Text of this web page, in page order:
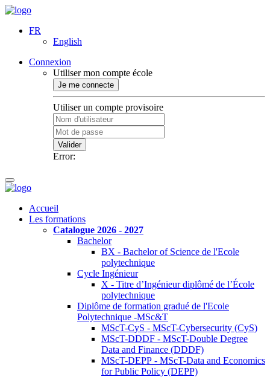
FR
English
Connexion
Utiliser mon compte école
Je me connecte
Utiliser un compte provisoire
Valider
Error:
Accueil
Les formations
Catalogue 2026 - 2027
Bachelor
BX - Bachelor of Science de l'Ecole
polytechnique
Cycle Ingénieur
X - Titre d’Ingénieur diplômé de l’École
polytechnique
Diplôme de formation gradué de l'Ecole
Polytechnique -MSc&T
MScT-CyS - MScT-Cybersecurity (CyS)
MScT-DDDF - MScT-Double Degree
Data and Finance (DDDF)
MScT-DEPP - MScT-Data and Economics
for Public Policy (DEPP)